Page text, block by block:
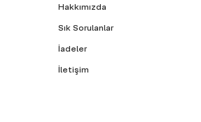
Hakkımızda
Sık Sorulanlar
İadeler
İletişim